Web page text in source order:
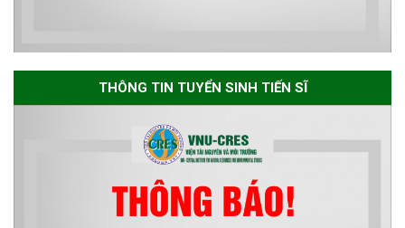
bền vững đợt 1 năm 2026
THÔNG TIN TUYỂN SINH TIẾN SĨ